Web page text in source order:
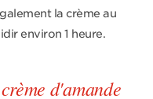
la crème au
environ 1 heure.
d'amande